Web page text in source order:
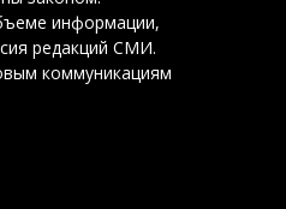
информации,
редакций СМИ.
коммуникациям